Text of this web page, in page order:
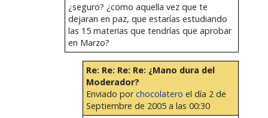
¿seguro? ¿como aquella vez que te
dejaran en paz, que estarías estudiando
las 15 materias que tendrías que aprobar
en Marzo?
Re: Re: Re: Re: ¿Mano dura del
Moderador?
Enviado porchocolatero el día 2 de
Septiembre de 2005 a las 00:30